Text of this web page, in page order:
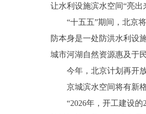
让水利设施滨水空间“亮
“十五五”期间，北京将
防本身是一处防洪水利设
城市河湖自然资源惠及于民
今年，北京计划再开放
京城滨水空间将有新
“2026年，开工建设的